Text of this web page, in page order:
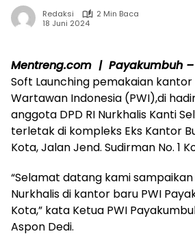
Redaksi
2 Min Baca
18 Juni 2024
Mentreng.com | Payakumbuh –
Soft Launching pemakaian
Wartawan Indonesia (PWI),di
anggota DPD RI Nurkhalis Kanti
terletak di kompleks Eks Kantor
Kota, Jalan Jend. Sudirman No. 1
“Selamat datang kami
Nurkhalis di kantor baru PWI
Kota,” kata Ketua PWI
Aspon Dedi.